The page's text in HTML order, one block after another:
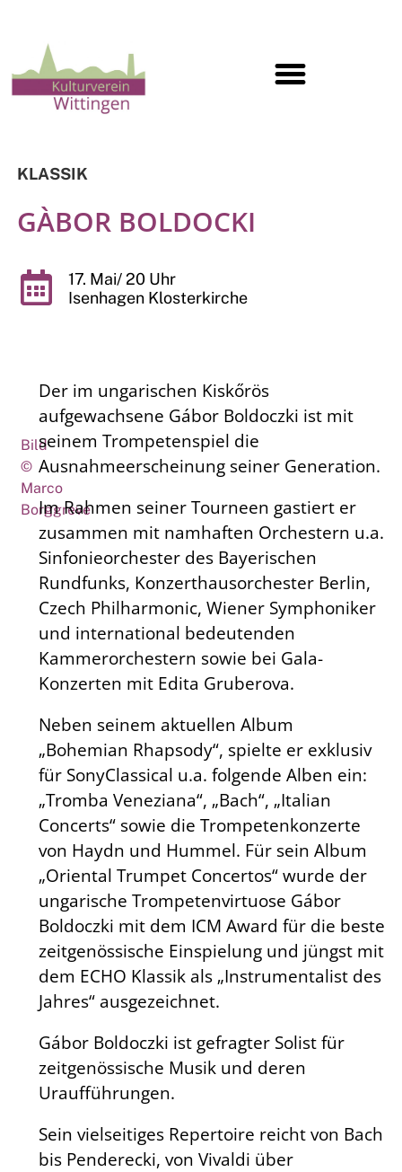
KLASSIK
GÀBOR BOLDOCKI
17. Mai/ 20 Uhr
Isenhagen Klosterkirche
Bild
©
Marco
Borggreve
Der im ungarischen Kiskőrös
aufgewachsene Gábor Boldoczki ist mit
seinem Trompetenspiel die
Ausnahmeerscheinung seiner Generation.
Im Rahmen seiner Tourneen gastiert er
zusammen mit namhaften Orchestern u.a.
Sinfonieorchester des Bayerischen
Rundfunks, Konzerthausorchester Berlin,
Czech Philharmonic, Wiener Symphoniker
und international bedeutenden
Kammerorchestern sowie bei Gala-
Konzerten mit Edita Gruberova.
Neben seinem aktuellen Album
„Bohemian Rhapsody“, spielte er exklusiv
für SonyClassical u.a. folgende Alben ein:
„Tromba Veneziana“, „Bach“, „Italian
Concerts“ sowie die Trompetenkonzerte
von Haydn und Hummel. Für sein Album
„Oriental Trumpet Concertos“ wurde der
ungarische Trompetenvirtuose Gábor
Boldoczki mit dem ICM Award für die beste
zeitgenössische Einspielung und jüngst mit
dem ECHO Klassik als „Instrumentalist des
Jahres“ ausgezeichnet.
Gábor Boldoczki ist gefragter Solist für
zeitgenössische Musik und deren
Uraufführungen.
Sein vielseitiges Repertoire reicht von Bach
bis Penderecki, von Vivaldi über